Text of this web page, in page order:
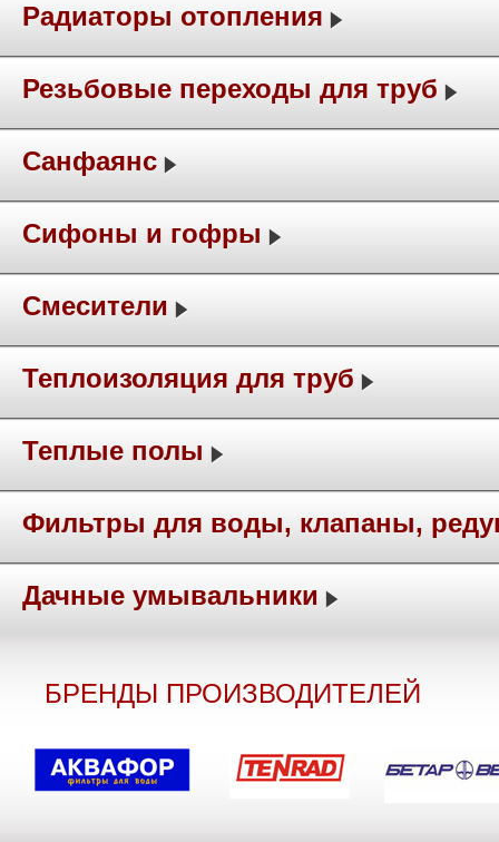
Радиаторы отопления
Резьбовые переходы для труб
Санфаянс
Сифоны и гофры
Смесители
Теплоизоляция для труб
Теплые полы
Фильтры для воды, клапаны,
Дачные умывальники
БРЕНДЫ ПРОИЗВОДИТЕЛЕЙ